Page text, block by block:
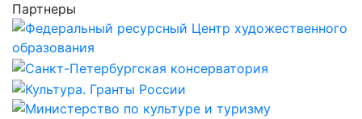
Партнеры